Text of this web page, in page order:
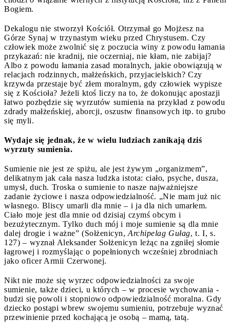
Bogiem.
Dekalogu nie stworzył Kościół. Otrzymał go Mojżesz na
Górze Synaj w trzynastym wieku przed Chrystusem. Czy
człowiek może zwolnić się z poczucia winy z powodu łamania
przykazań: nie kradnij, nie oczerniaj, nie kłam, nie zabijaj?
Albo z powodu łamania zasad moralnych, jakie obowiązują w
relacjach rodzinnych, małżeńskich, przyjacielskich? Czy
krzywda przestaje być złem moralnym, gdy człowiek wypisze
się z Kościoła? Jeżeli ktoś liczy na to, że dokonując apostazji
łatwo pozbędzie się wyrzutów sumienia na przykład z powodu
zdrady małżeńskiej, aborcji, oszustw finansowych itp. to grubo
się myli.
Wydaje się jednak, że w wielu ludziach zanikają dziś
wyrzuty sumienia.
Sumienie nie jest ze spiżu, ale jest żywym „organizmem”,
delikatnym jak cała nasza ludzka istota: ciało, psyche, dusza,
umysł, duch. Troska o sumienie to nasze najważniejsze
zadanie życiowe i nasza odpowiedzialność. „Nie mam już nic
własnego. Bliscy umarli dla mnie – i ja dla nich umarłem.
Ciało moje jest dla mnie od dzisiaj czymś obcym i
bezużytecznym. Tylko duch mój i moje sumienie są dla mnie
dalej drogie i ważne” (Sołżenicyn, Archipelag Gułag, t. I, s.
127) – wyznał Aleksander Sołżenicyn leżąc na zgniłej słomie
łagrowej i rozmyślając o popełnionych wcześniej zbrodniach
jako oficer Armii Czerwonej.
Nikt nie może się wyrzec odpowiedzialności za swoje
sumienie, także dzieci, u których – w procesie wychowania -
budzi się powoli i stopniowo odpowiedzialność moralna. Gdy
dziecko postąpi wbrew swojemu sumieniu, potrzebuje wyznać
przewinienie przed kochającą je osobą – mamą, tatą.